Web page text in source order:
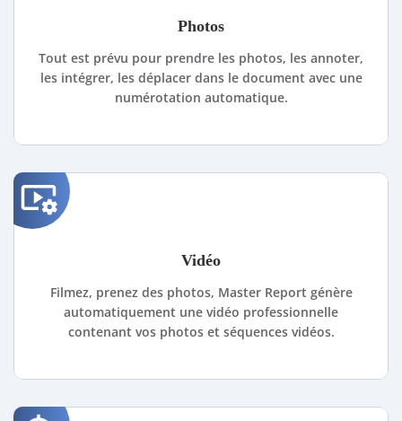
Photos
Tout est prévu pour prendre les photos, les annoter,
les intégrer, les déplacer dans le document avec une
numérotation automatique.
video_settings
Vidéo
Filmez, prenez des photos, Master Report génère
automatiquement une vidéo professionnelle
contenant vos photos et séquences vidéos.